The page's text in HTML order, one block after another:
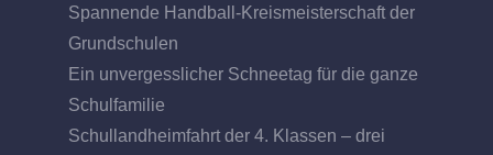
Spannende Handball-Kreismeisterschaft der
Grundschulen
Ein unvergesslicher Schneetag für die ganze
Schulfamilie
Schullandheimfahrt der 4. Klassen – drei